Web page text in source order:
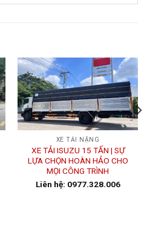
XE TẢI NẶNG
XE TẢI ISUZU 15 TẤN | SỰ
LỰA CHỌN HOÀN HẢO CHO
MỌI CÔNG TRÌNH
Liên hệ: 0977.328.006